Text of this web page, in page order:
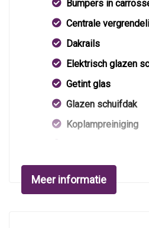
Bumpers in
Centrale
Dakrails
Elektrisch glazen
Getint glas
Glazen schuifdak
Koplampreiniging
Mistlampen voor
Park distance control
Meer informatie